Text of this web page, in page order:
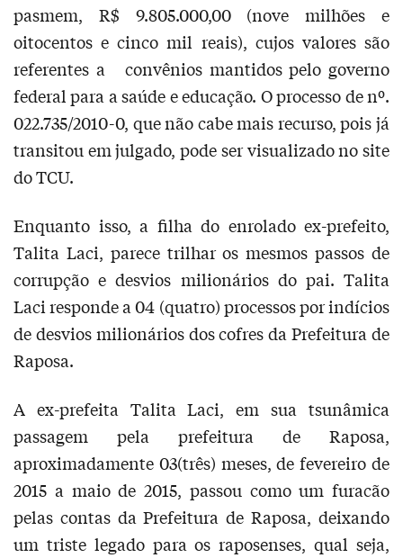
pasmem, R$ 9.805.000,00 (nove milhões e
oitocentos e cinco mil reais), cujos valores são
referentes a convênios mantidos pelo governo
federal para a saúde e educação. O processo de nº.
022.735/2010-0, que não cabe mais recurso, pois já
transitou em julgado, pode ser visualizado no site
do TCU.
Enquanto isso, a filha do enrolado ex-prefeito,
Talita Laci, parece trilhar os mesmos passos de
corrupção e desvios milionários do pai. Talita
Laci responde a 04 (quatro) processos por indícios
de desvios milionários dos cofres da Prefeitura de
Raposa.
A ex-prefeita Talita Laci, em sua tsunâmica
passagem pela prefeitura de Raposa,
aproximadamente 03(três) meses, de fevereiro de
2015 a maio de 2015, passou como um furacão
pelas contas da Prefeitura de Raposa, deixando
um triste legado para os raposenses, qual seja,